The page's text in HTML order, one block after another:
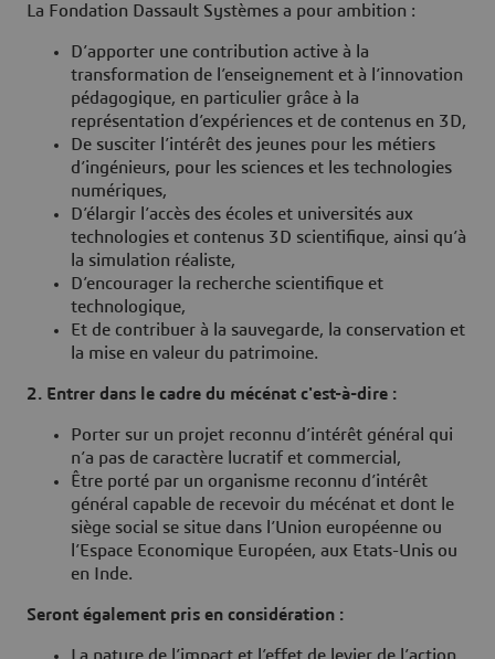
La Fondation Dassault Systèmes a pour ambition :
D’apporter une contribution active à la
transformation de l’enseignement et à l’innovation
pédagogique, en particulier grâce à la
représentation d’expériences et de contenus en 3D,
De susciter l’intérêt des jeunes pour les métiers
d’ingénieurs, pour les sciences et les technologies
numériques,
D’élargir l’accès des écoles et universités aux
technologies et contenus 3D scientifique, ainsi qu’à
la simulation réaliste,
D’encourager la recherche scientifique et
technologique,
Et de contribuer à la sauvegarde, la conservation et
la mise en valeur du patrimoine.
2. Entrer dans le cadre du mécénat c'est-à-dire :
Porter sur un projet reconnu d’intérêt général qui
n’a pas de caractère lucratif et commercial,
Être porté par un organisme reconnu d’intérêt
général capable de recevoir du mécénat et dont le
siège social se situe dans l’Union européenne ou
l’Espace Economique Européen, aux Etats-Unis ou
en Inde.
Seront également pris en considération :
La nature de l’impact et l’effet de levier de l’action